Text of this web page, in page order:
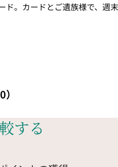
。カードとご遺族様で、週
する